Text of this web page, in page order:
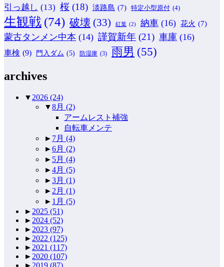
引っ越し (13) 桜 (18) 淡路島 (7) 特定小型原付 (4)
生観戦 (74) 破壊 (33) 紅葉 (2) 納車 (16) 花火 (7)
蒙古タンメン中本 (14) 謹賀新年 (21) 車庫 (16)
車検 (9) 門入ダム (5) 防湿庫 (3) 雨男 (55)
archives
▼ 2026 (24)
▼8月 (2)
アームレスト補強
自転車メンテ
► 7月 (4)
►6月 (2)
► 5月 (4)
►4月 (5)
►3月 (1)
► 2月 (1)
► 1月 (5)
► 2025 (51)
► 2024 (52)
► 2023 (97)
► 2022 (125)
► 2021 (117)
► 2020 (107)
► 2019 (87)